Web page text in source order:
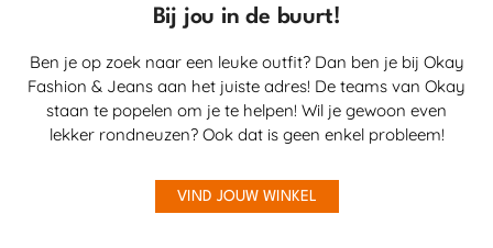
Bij jou in de buurt!
Ben je op zoek naar een leuke outfit? Dan ben je bij Okay
Fashion & Jeans aan het juiste adres! De teams van Okay
staan te popelen om je te helpen! Wil je gewoon even
lekker rondneuzen? Ook dat is geen enkel probleem!
VIND JOUW WINKEL